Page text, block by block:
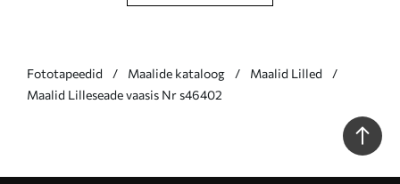
Fototapeedid Maalide kataloog
Maalid Lilled
Maalid Lilleseade vaasis Nr s46402